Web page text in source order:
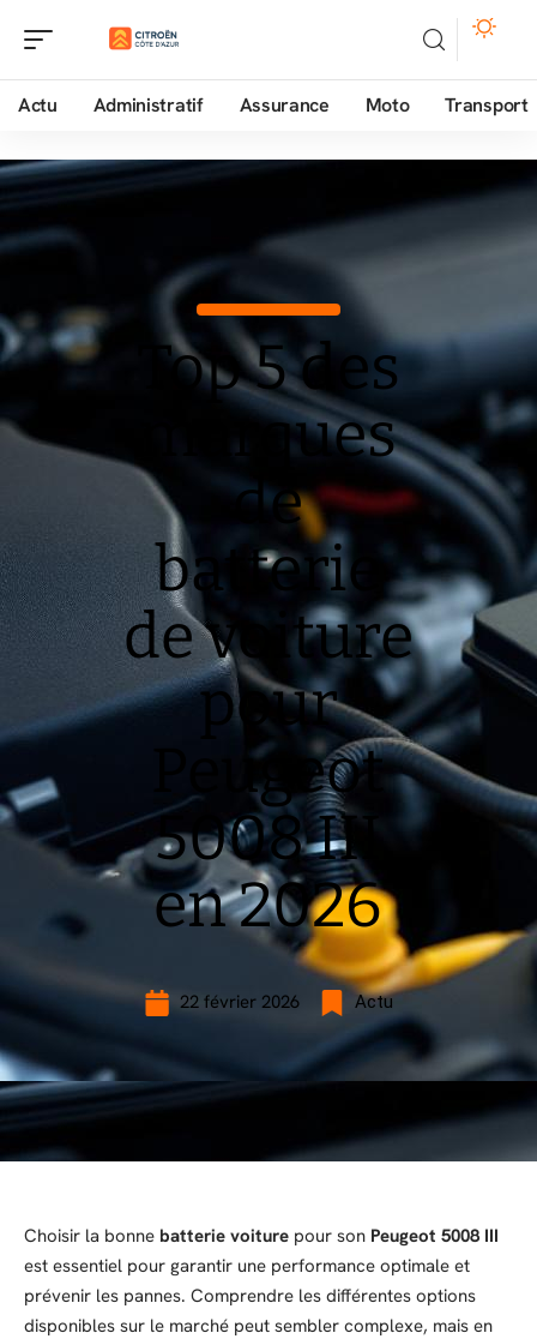
Actu Administratif Assurance Moto Transport
Top 5 des
marques
de
batterie
de voiture
pour
Peugeot
5008 III
en 2026
22 février 2026 Actu
Choisir la bonne batterie voiture pour son Peugeot 5008 III
est essentiel pour garantir une performance optimale et
prévenir les pannes. Comprendre les différentes options
disponibles sur le marché peut sembler complexe, mais en